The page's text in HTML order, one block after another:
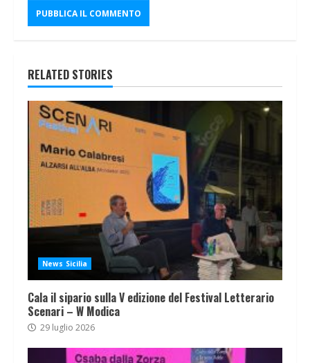
RELATED STORIES
News Sicilia
Cala il sipario sulla V edizione del Festival Letterario
Scenari – W Modica
29 luglio 2026